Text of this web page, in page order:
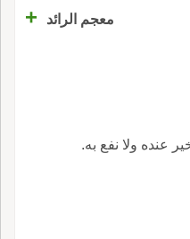
معجم الرائد +
عنده ولا نفع به.